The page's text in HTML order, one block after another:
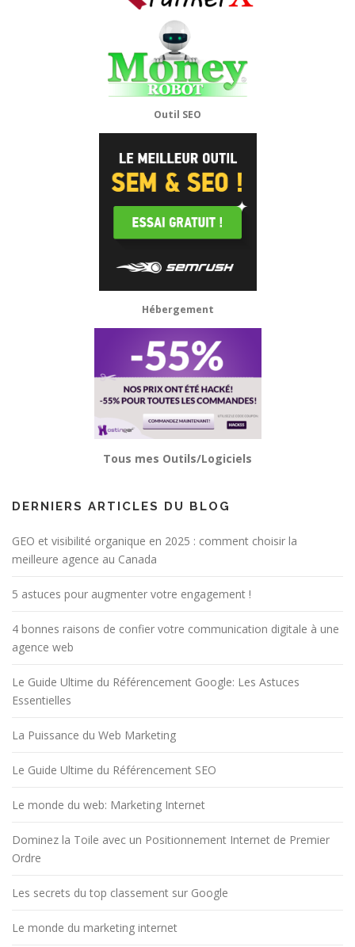
Outil SEO
Hébergement
Tous mes Outils/Logiciels
DERNIERS ARTICLES DU BLOG
GEO et visibilité organique en 2025 : comment choisir la
meilleure agence au Canada
5 astuces pour augmenter votre engagement !
4 bonnes raisons de confier votre communication digitale à une
agence web
Le Guide Ultime du Référencement Google: Les Astuces
Essentielles
La Puissance du Web Marketing
Le Guide Ultime du Référencement SEO
Le monde du web: Marketing Internet
Dominez la Toile avec un Positionnement Internet de Premier
Ordre
Les secrets du top classement sur Google
Le monde du marketing internet